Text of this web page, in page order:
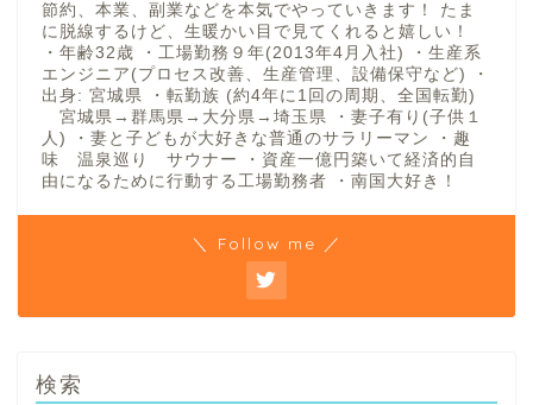
節約、本業、副業などを本気でやっていきます！ たま
に脱線するけど、生暖かい目で見てくれると嬉しい！
・年齢32歳 ・工場勤務９年(2013年4月入社) ・生産系
エンジニア(プロセス改善、生産管理、設備保守など) ・
出身: 宮城県 ・転勤族 (約4年に1回の周期、全国転勤)
宮城県→群馬県→大分県→埼玉県 ・妻子有り(子供１
人) ・妻と子どもが大好きな普通のサラリーマン ・趣
味 温泉巡り サウナー ・資産一億円築いて経済的自
由になるために行動する工場勤務者 ・南国大好き！
＼ Follow me ／
検索